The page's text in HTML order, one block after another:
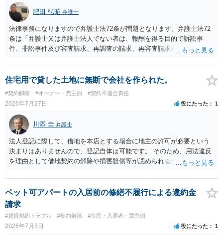
ん。
肥田 弘昭 弁護士
法律事務になりますので弁護士法72条が問題となります。弁護士法72
条は「弁護士又は弁護士法人でない者は、報酬を得る目的で訴訟事
件、非訟事件及び審査請求、再調査の請求、再審査請求等行政庁に対
しくは和解その他の法律事務を取り扱い、又はこれらの周旋をするこ
とを業とすることができない。ただし、この法律又は他の法律に別段
の定めがある場合は、この限りでない。」とのことから、報酬を得る
目的がないのであれば適法です。なぜなら、弁護士法72条に違反しな
いのであれば、委任については無償で委任者が受任者に委任できるか
らです。ご参考にしてください。
住宅用で貸した土地に無断で会社を作られた。
#契約解除 #オーナー・売主側 #契約不適合責任
2026年7月27日 役にたった 1
川添 圭 弁護士
法人登記に際して、借地を本店とする場合に地主の許可が必要という
決まりはありませんので、登記自体は可能です。 そのため、用法違反
を理由として借地契約の解除や損害賠償等が認められるかどうかが問
の建物を住居用に限定する（事業に使用しない）特約があると評価で
きるかどうかが重要でしょう（借地契約締結後に賃借人が建物を店舗
に改装したという事案で、住居に限定する特約までは存在しなかった
として契約解除を認めなかった裁判例があります）。契約条項の記載
や解釈の問題になりますので、弁護士へ直接相談されることをお勧め
します。
ペット可アパートの入居前の修繕不履行による違約金
請求
#賃貸契約トラブル #契約解除 #住民・入居者・買主側
2026年7月3日 役にたった 1